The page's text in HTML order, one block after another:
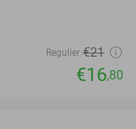
Regulier €21
€16,80